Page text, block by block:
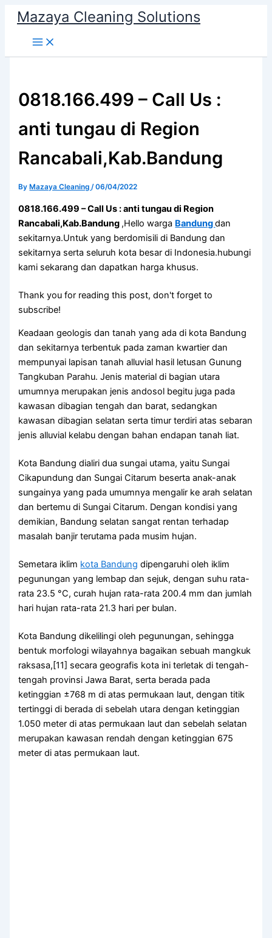
content
Mazaya Cleaning Solutions
0818.166.499 – Call Us :
anti tungau di Region
Rancabali,Kab.Bandung
By Mazaya Cleaning/06/04/2022
0818.166.499 – Call Us : anti tungau di Region
Rancabali,Kab.Bandung ,Hello warga Bandungdan
sekitarnya.Untuk yang berdomisili di Bandung dan
sekitarnya serta seluruh kota besar di Indonesia.hubungi
kami sekarang dan dapatkan harga khusus.
Thank you for reading this post, don't forget to
subscribe!
Keadaan geologis dan tanah yang ada di kota Bandung
dan sekitarnya terbentuk pada zaman kwartier dan
mempunyai lapisan tanah alluvial hasil letusan Gunung
Tangkuban Parahu. Jenis material di bagian utara
umumnya merupakan jenis andosol begitu juga pada
kawasan dibagian tengah dan barat, sedangkan
kawasan dibagian selatan serta timur terdiri atas sebaran
jenis alluvial kelabu dengan bahan endapan tanah liat.
Kota Bandung dialiri dua sungai utama, yaitu Sungai
Cikapundung dan Sungai Citarum beserta anak-anak
sungainya yang pada umumnya mengalir ke arah selatan
dan bertemu di Sungai Citarum. Dengan kondisi yang
demikian, Bandung selatan sangat rentan terhadap
masalah banjir terutama pada musim hujan.
Semetara iklim kota Bandung dipengaruhi oleh iklim
pegunungan yang lembap dan sejuk, dengan suhu rata-
rata 23.5 °C, curah hujan rata-rata 200.4 mm dan jumlah
hari hujan rata-rata 21.3 hari per bulan.
Kota Bandung dikelilingi oleh pegunungan, sehingga
bentuk morfologi wilayahnya bagaikan sebuah mangkuk
raksasa,[11] secara geografis kota ini terletak di tengah-
tengah provinsi Jawa Barat, serta berada pada
ketinggian ±768 m di atas permukaan laut, dengan titik
tertinggi di berada di sebelah utara dengan ketinggian
1.050 meter di atas permukaan laut dan sebelah selatan
merupakan kawasan rendah dengan ketinggian 675
meter di atas permukaan laut.